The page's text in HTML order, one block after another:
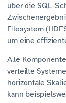
über die SQL-
Filesystem
um eine
Alle
verteilte
horizontale
kann